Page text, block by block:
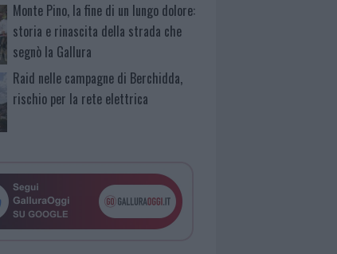
Monte Pino, la fine di un lungo dolore:
storia e rinascita della strada che
segnò la Gallura
Raid nelle campagne di Berchidda,
rischio per la rete elettrica